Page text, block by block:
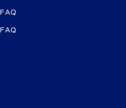
FAQ
FAQ